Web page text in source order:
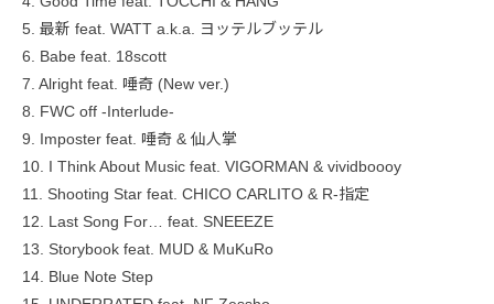
5. 最新 feat. WATT a.k.a. ヨッテルブッテル
6. Babe feat. 18scott
7. Alright feat. 唾奇 (New ver.)
8. FWC off -Interlude-
9. Imposter feat. 唾奇 & 仙人掌
10. I Think About Music feat. VIGORMAN & vividboooy
11. Shooting Star feat. CHICO CARLITO & R-指定
12. Last Song For… feat. SNEEEZE
13. Storybook feat. MUD & MuKuRo
14. Blue Note Step